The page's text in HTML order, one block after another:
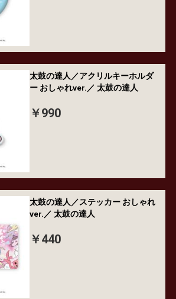
太鼓の達人／アクリルキーホルダ
ー おしゃれver.／ 太鼓の達人
￥990
太鼓の達人／ステッカー おしゃれ
ver.／ 太鼓の達人
￥440